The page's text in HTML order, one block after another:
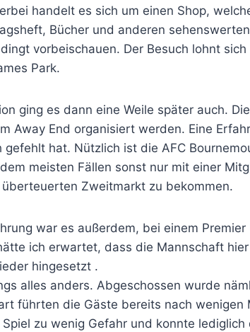
handelt es sich um einen Shop,
Bücher und anderen
vorbeischauen. Der Besuch lohnt
Park.
ging es dann eine Weile später auch.
Away End organisiert werden. Eine
gefehlt hat. Nützlich ist die AFC
meisten Fällen sonst nur mit einer
Zweitmarkt zu bekommen.
war es außerdem, bei einem
ich erwartet, dass die Mannschaft
hingesetzt .
alles anders. Abgeschossen wurde
führten die Gäste bereits nach wenigen
zu wenig Gefahr und konnte lediglich